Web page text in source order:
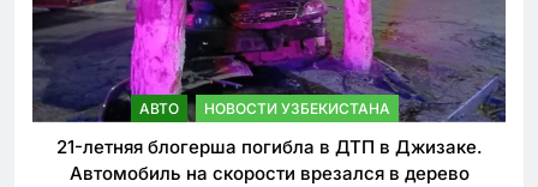
АВТО НОВОСТИ УЗБЕКИСТАНА
21-летняя блогерша погибла в ДТП в Джизаке.
Автомобиль на скорости врезался в дерево